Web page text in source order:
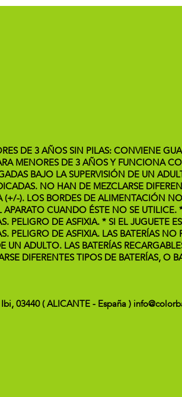
DE 3 AÑOS SIN PILAS: CONVIENE
MENORES DE 3 AÑOS Y FUNCIONA
BAJO LA SUPERVISIÓN DE UN
NO HAN DE MEZCLARSE
). LOS BORDES DE ALIMENTACIÓN
APARATO CUANDO ÉSTE NO SE
PELIGRO DE ASFIXIA. * SI EL
PELIGRO DE ASFIXIA. LAS BATERÍAS
ADULTO. LAS BATERÍAS
DIFERENTES TIPOS DE BATERÍAS, O
03440 ( ALICANTE - España )